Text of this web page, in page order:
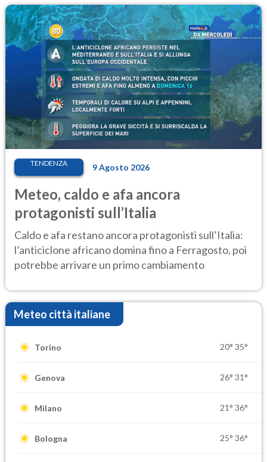
TENDENZA 9 Agosto 2026
Meteo, caldo e afa ancora
protagonisti sull’Italia
Caldo e afa restano ancora protagonisti sull’Italia:
l’anticiclone africano domina fino a Ferragosto, poi
potrebbe arrivare un primo cambiamento
Meteo città italiane
Torino 20° 35°
Genova 26° 31°
Milano 21° 36°
Bologna 25° 36°